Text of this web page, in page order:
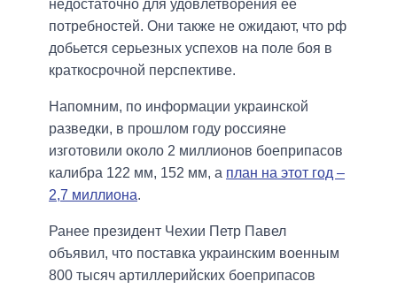
недостаточно для удовлетворения ее
потребностей. Они также не ожидают, что рф
добьется серьезных успехов на поле боя в
краткосрочной перспективе.
Напомним, по информации украинской
разведки, в прошлом году россияне
изготовили около 2 миллионов боеприпасов
калибра 122 мм, 152 мм, а план на этот год –
2,7 миллиона.
Ранее президент Чехии Петр Павел
объявил, что поставка украинским военным
800 тысяч артиллерийских боеприпасов